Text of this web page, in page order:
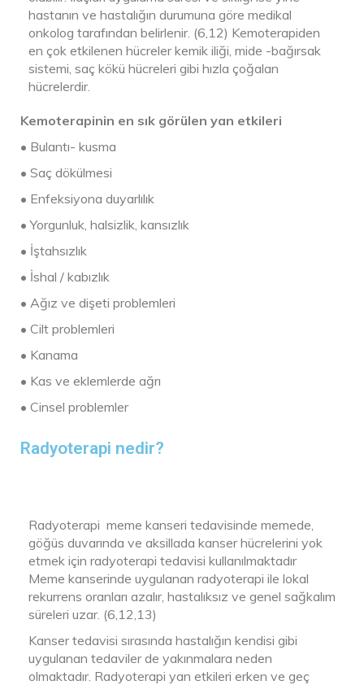
hastanın ve hastalığın durumuna göre medikal
onkolog tarafından belirlenir. (6,12) Kemoterapiden
en çok etkilenen hücreler kemik iliği, mide -bağırsak
sistemi, saç kökü hücreleri gibi hızla çoğalan
hücrelerdir.
Kemoterapinin en sık görülen yan etkileri
• Bulantı- kusma
• Saç dökülmesi
• Enfeksiyona duyarlılık
• Yorgunluk, halsizlik, kansızlık
• İştahsızlık
• İshal / kabızlık
• Ağız ve dişeti problemleri
• Cilt problemleri
• Kanama
• Kas ve eklemlerde ağrı
• Cinsel problemler
Radyoterapi nedir?
Radyoterapi meme kanseri tedavisinde memede,
göğüs duvarında ve aksillada kanser hücrelerini yok
etmek için radyoterapi tedavisi kullanılmaktadır
Meme kanserinde uygulanan radyoterapi ile lokal
rekurrens oranları azalır, hastalıksız ve genel sağkalım
süreleri uzar. (6,12,13)
Kanser tedavisi sırasında hastalığın kendisi gibi
uygulanan tedaviler de yakınmalara neden
olmaktadır. Radyoterapi yan etkileri erken ve geç